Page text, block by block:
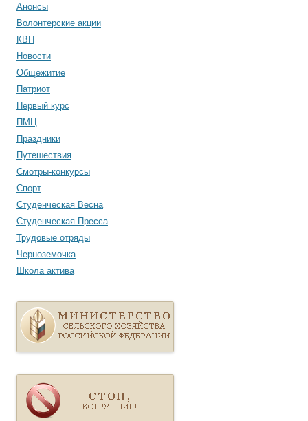
Анонсы
Волонтерские акции
КВН
Новости
Общежитие
Патриот
Первый курс
ПМЦ
Праздники
Путешествия
Смотры-конкурсы
Спорт
Студенческая Весна
Студенческая Пресса
Трудовые отряды
Черноземочка
Школа актива